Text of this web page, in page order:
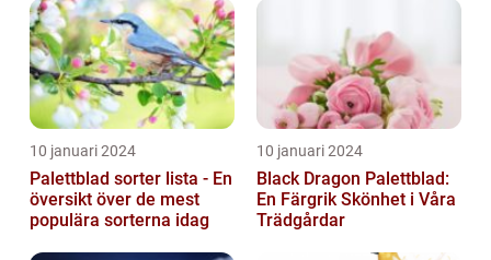
10 januari 2024
Palettblad sorter lista - En
översikt över de mest
populära sorterna idag
10 januari 2024
Black Dragon Palettblad:
En Färgrik Skönhet i Våra
Trädgårdar